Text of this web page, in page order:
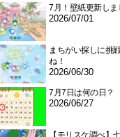
7月！壁紙更新しま
2026/07/01
まちがい探しに挑
ね！
2026/06/30
7月7日は何の日？
2026/06/27
【モリスケ調べ】